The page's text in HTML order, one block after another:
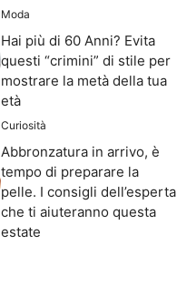
Moda
Hai più di 60 Anni? Evita
questi “crimini” di stile per
mostrare la metà della tua
età
Curiosità
Abbronzatura in arrivo, è
tempo di preparare la
pelle. I consigli dell’esperta
che ti aiuteranno questa
estate